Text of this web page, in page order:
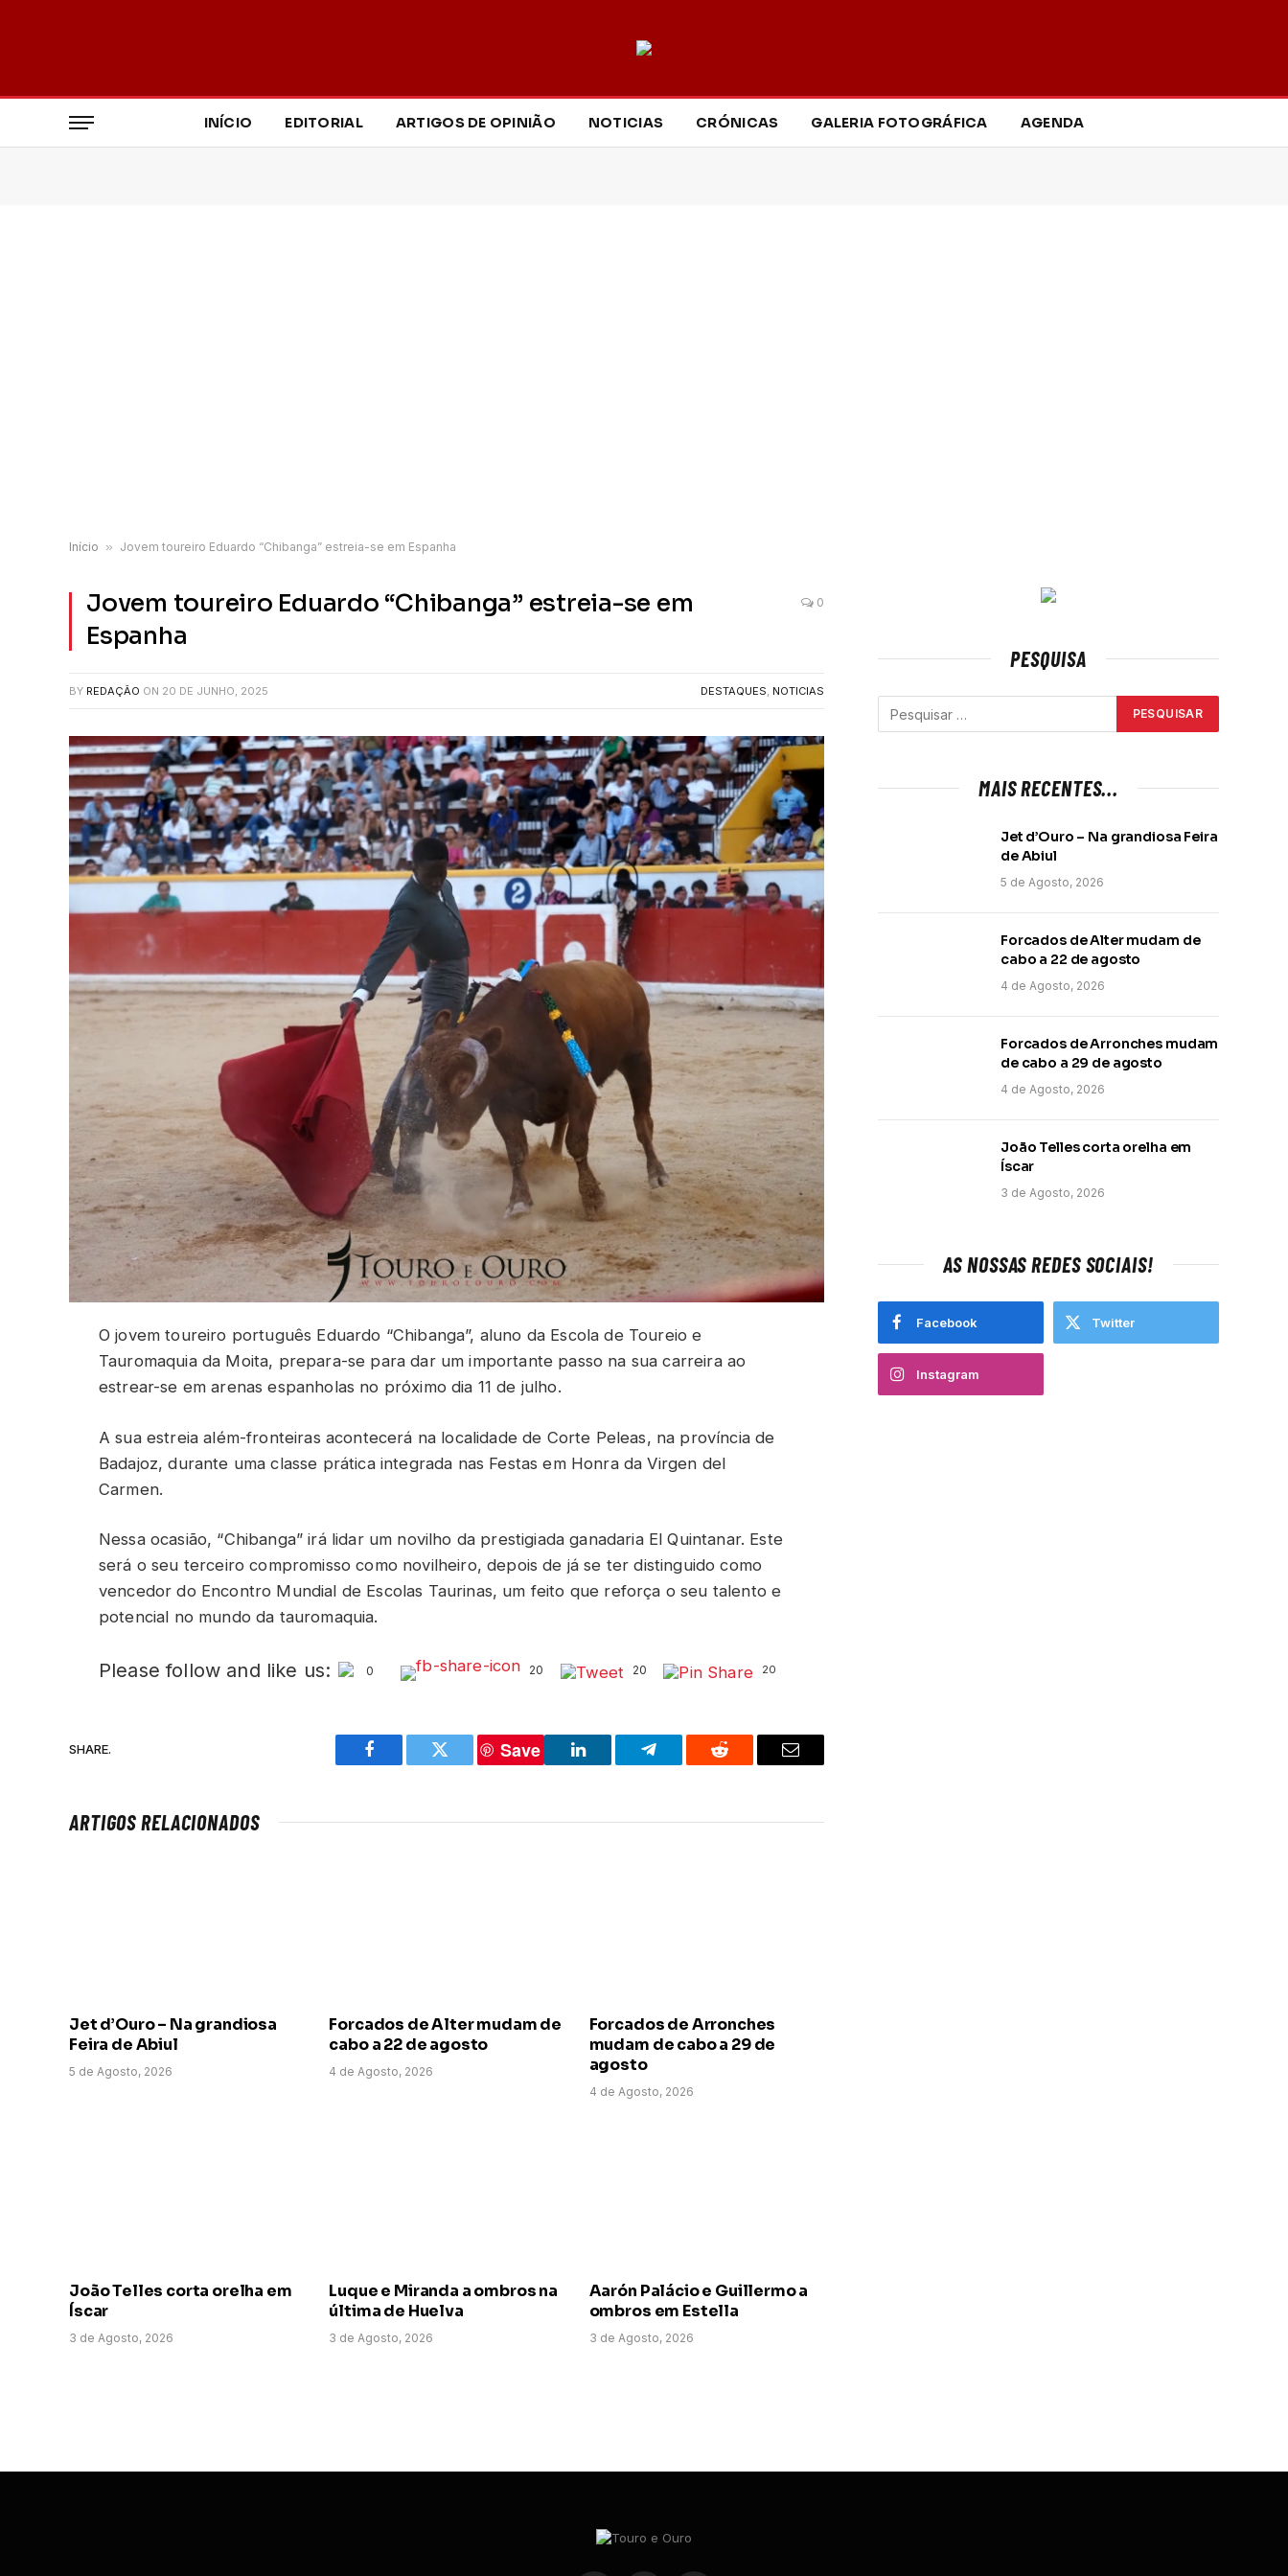
INÍCIO EDITORIAL ARTIGOS DE OPINIÃO NOTICIAS CRÓNICAS GALERIA FOTOGRÁFICA AGENDA
Início » Jovem toureiro Eduardo “Chibanga” estreia-se em Espanha
Jovem toureiro Eduardo “Chibanga” estreia-se em
Espanha
0
BY REDAÇÃO ON 20 DE JUNHO, 2025 DESTAQUES, NOTICIAS
O jovem toureiro português Eduardo “Chibanga”, aluno da Escola de Toureio e
Tauromaquia da Moita, prepara-se para dar um importante passo na sua carreira ao
estrear-se em arenas espanholas no próximo dia 11 de julho.
A sua estreia além-fronteiras acontecerá na localidade de Corte Peleas, na província de
Badajoz, durante uma classe prática integrada nas Festas em Honra da Virgen del
Carmen.
Nessa ocasião, “Chibanga” irá lidar um novilho da prestigiada ganadaria El Quintanar. Este
será o seu terceiro compromisso como novilheiro, depois de já se ter distinguido como
vencedor do Encontro Mundial de Escolas Taurinas, um feito que reforça o seu talento e
potencial no mundo da tauromaquia.
Please follow and like us: 0 20 20 20
SHARE.
Facebook Twitter
Save
LinkedIn Telegram Reddit Email
ARTIGOS RELACIONADOS
Jet d’Ouro – Na grandiosa
Feira de Abiul
5 de Agosto, 2026
Forcados de Alter mudam de
cabo a 22 de agosto
4 de Agosto, 2026
Forcados de Arronches
mudam de cabo a 29 de
agosto
4 de Agosto, 2026
João Telles corta orelha em
Íscar
3 de Agosto, 2026
Luque e Miranda a ombros na
última de Huelva
3 de Agosto, 2026
Aarón Palácio e Guillermo a
ombros em Estella
3 de Agosto, 2026
PESQUISA
MAIS RECENTES...
Jet d’Ouro – Na grandiosa Feira
de Abiul
5 de Agosto, 2026
Forcados de Alter mudam de
cabo a 22 de agosto
4 de Agosto, 2026
Forcados de Arronches mudam
de cabo a 29 de agosto
4 de Agosto, 2026
João Telles corta orelha em
Íscar
3 de Agosto, 2026
AS NOSSAS REDES SOCIAIS!
Facebook Twitter
Instagram